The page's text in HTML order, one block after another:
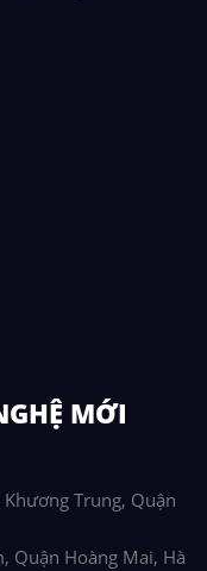
MỚI
Trung, Quận
Quận Hoàng Mai, Hà